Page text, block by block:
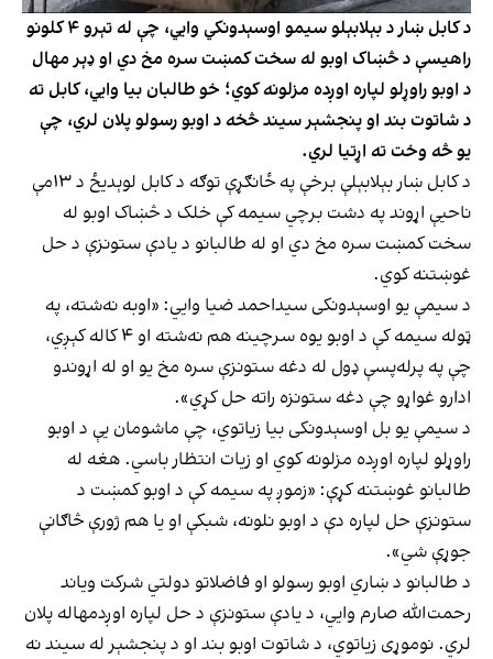
د کابل ښار د بېلابېلو سیمو اوسېدونکي وایي، چې له تېرو ۴ کلونو
راهیسې د څښاک اوبو له سخت کمښت سره مخ دي او ډېر مهال
د اوبو راوړلو لپاره اوږده مزلونه کوي؛ خو طالبان بیا وایي، کابل ته
د شاتوت بند او پنجشېر سیند څخه د اوبو رسولو پلان لري، چې
یو څه وخت ته اړتیا لري.
د کابل ښار بېلابېلې برخې په ځانګړې توګه د کابل لوېدیځ د ۱۳مې
ناحیې اړوند په دشت برچي سیمه کې خلک د څښاک اوبو له
سخت کمښت سره مخ دي او له طالبانو د یادې ستونزې د حل
غوښتنه کوي.
د سیمې یو اوسېدونکی سیداحمد ضيا وایي: «اوبه نه‌شته، په
ټوله سیمه کې د اوبو یوه سرچینه هم نه‌شته او ۴ کاله کېږي،
چې په پرله‌پسې ډول له دغه ستونزې سره مخ یو او له اړوندو
ادارو غواړو چې دغه ستونزه راته حل کړي».
د سیمې یو بل اوسېدونکی بیا زیاتوي، چې ماشومان یې د اوبو
راوړلو لپاره اوږده مزلونه کوي او زیات انتظار باسي. هغه له
طالبانو غوښتنه کړې: «زموږ په سیمه کې د اوبو کمښت د
ستونزې حل لپاره دې د اوبو نلونه، شبکې او یا هم ژورې څاګانې
جوړې شي».
د طالبانو د ښاري اوبو رسولو او فاضلاتو دولتي شرکت ویاند
رحمت‌الله صارم وايي، د یادې ستونزې د حل لپاره اوږدمهاله پلان
لري. نوموړی زیاتوي، د شاتوت اوبو بند او د پنجشېر له سیند نه